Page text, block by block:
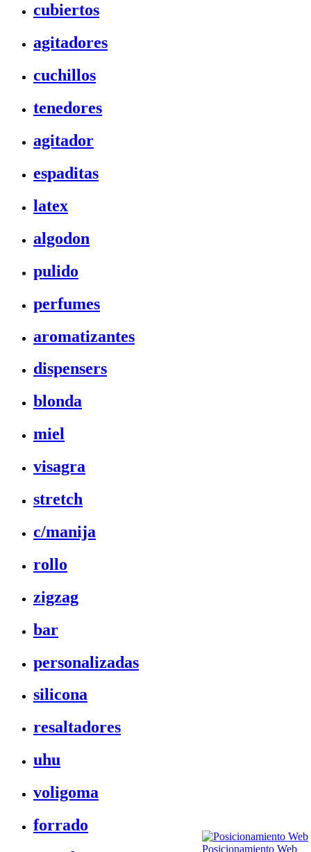
cubiertos
agitadores
cuchillos
tenedores
agitador
espaditas
latex
algodon
pulido
perfumes
aromatizantes
dispensers
blonda
miel
visagra
stretch
c/manija
rollo
zigzag
bar
personalizadas
silicona
resaltadores
uhu
voligoma
forrado
Posicionamiento Web